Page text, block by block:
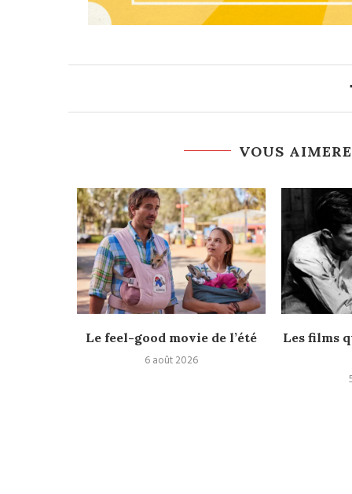
VOUS
Le feel-good movie de l’été
6 août 2026
Les films